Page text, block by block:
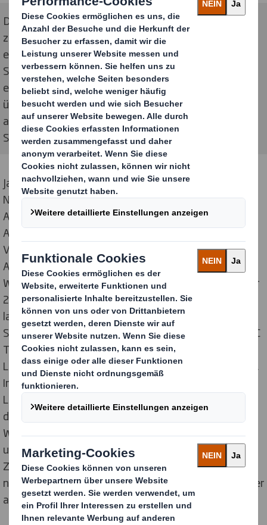
Das aufmerksamkeitsstarke Display mit einer
zusätzlichen Wellpappfigur des weltweit
erfolgreichsten YouTubers „MrBeast“ setzt die
Schokoladenriegel des Influencers und Unternehmers
eindrucksvoll im deutschen Einzelhandel in Szene. Es
überzeugt zudem durch die Verwendung von
ausschließlich recycelten Materialien. Bildquelle: DS
Smith
James „Jimmy“ Donaldson ist vielen besser unter dem
Namen „MrBeast“ bekannt. Mit über 300 Millionen
Abonnenten auf YouTube betreibt der 26-jährige US-
Amerikaner den weltweit erfolgreichsten Kanal der
Videoplattform. „MrBeast“ ist vor allem durch die
Ausrichtung aufwendiger und teilweise hochdotierter
Wettbewerbe auf YouTube bekannt geworden. Im Jahr
2022 gründete er das Unternehmen Feastables und
launchte unter dem Namen „MrBeast Bars“ eigene
Schokoladenriegel in drei Geschmacksrichtungen. C.M.C
The Food Company, Marktführer in der Einführung von
Lebensmittelprodukten aus den USA, Kanada, Mexiko,
Indien und Südafrika in Deutschland, realisiert den
Launch der „Feastables“-Produkte und setzt dabei auf
die Erfahrung der Display-Experten von DS Smith.
Wichtigster Bestandteil der Marketingkampagne rund
um den deutschlandweiten Produktlaunch ist eine
Zweitplatzierung am Point-of-Sale (POS) mit einem
nachhaltigen Display und zusätzlichem Deko-Aufsteller
aus Wellpappe von DS Smith.